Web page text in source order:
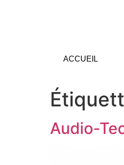
ACCUEIL
Audio-